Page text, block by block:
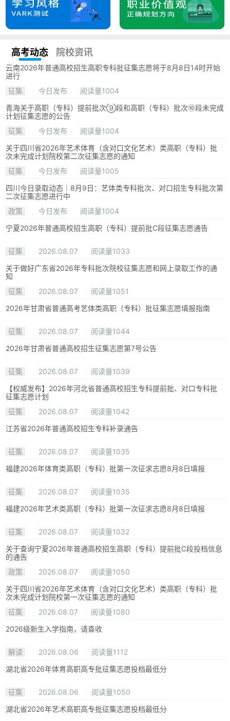
高考动态 院校资讯
云南2026年普通高校招生高职专科批征集志愿将于8月8日14时开始
进行
征集
今日发布
阅读量1004
青海关于高职（专科）提前批次⑨段和高职（专科）批次⑩段未完成
计划征集志愿的公告
征集
今日发布
阅读量1004
关于四川省2026年艺术体育（含对口文化艺术）类高职（专科）批
次未完成计划院校第二次征集志愿的通知
征集
今日发布
阅读量1005
四川今日录取动态｜8月9日：艺体类专科批次、对口招生专科批次第
二次征集志愿进行中
政策
今日发布
阅读量1004
宁夏2026年普通高校招生高职（专科）提前批C段征集志愿通告
征集 2026.08.07
阅读量1033
关于做好广东省2026年专科批次院校征集志愿和网上录取工作的通
知
征集
2026.08.07
阅读量1051
2026年甘肃省普通高考艺体类高职（专科）批征集志愿填报指南
征集 2026.08.07
阅读量1044
2026年甘肃省普通高校招生征集志愿第7号公告
征集 2026.08.07
阅读量1039
【权威发布】2026年河北省普通高校招生专科提前批、对口专科批
征集志愿计划
征集
2026.08.07
阅读量1042
江苏省2026年普通高校招生专科补录通告
征集 2026.08.07
阅读量1035
福建2026年体育类高职（专科）批第一次征求志愿8月8日填报
征集 2026.08.07
阅读量1035
福建2026年艺术类高职（专科）批第一次征求志愿8月8日填报
征集 2026.08.07
阅读量1032
关于查询宁夏2026年普通高校招生高职（专科）提前批C段投档信息
的通告
政策
2026.08.07
阅读量1050
关于四川省2026年艺术体育（含对口文化艺术）类高职（专科）批
次未完成计划院校第一次征集志愿的通知
征集
2026.08.07
阅读量1080
2026级新生入学指南，请查收
解读 2026.08.06
阅读量1112
湖北省2026年体育高职高专批征集志愿投档最低分
征集 2026.08.06
阅读量1050
湖北省2026年艺术高职高专批征集志愿投档最低分